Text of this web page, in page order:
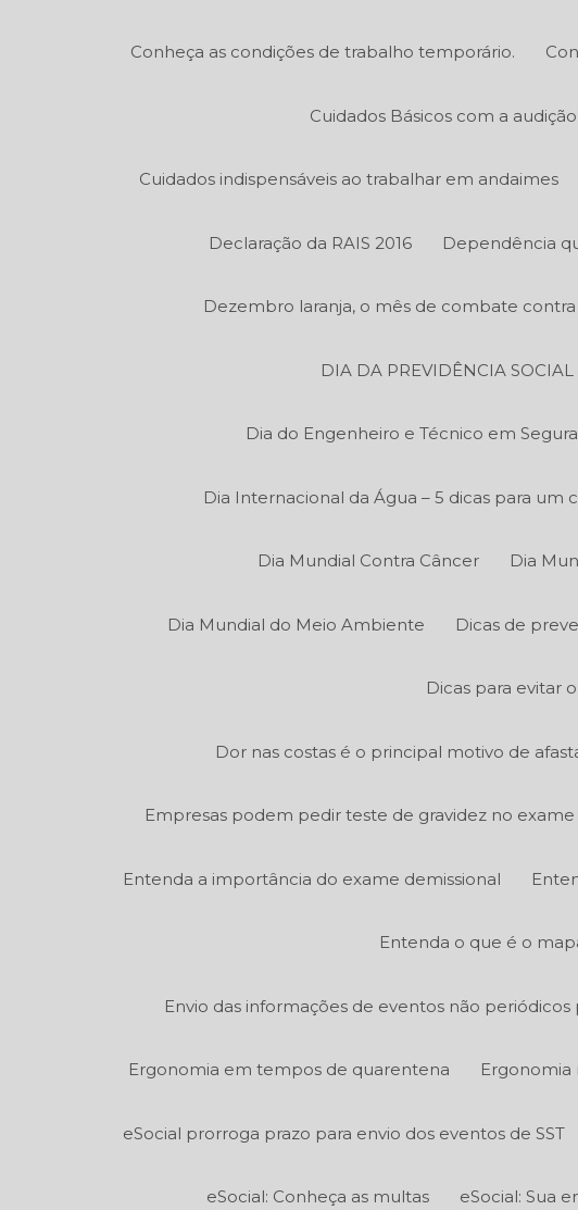
Conheça as condições de trabalho temporário.
Cuidados Básicos com a audição
Cuidados indispensáveis ao trabalhar em andaimes
Declaração da RAIS 2016 Dependência
Dezembro laranja, o mês de combate
DIA DA PREVIDÊNCIA SOCIAL
Dia do Engenheiro e Técnico em
Dia Internacional da Água – 5 dicas para um
Dia Mundial Contra Câncer Dia
Dia Mundial do Meio Ambiente Dicas de
Dicas para evitar
Dor nas costas é o principal motivo de
Empresas podem pedir teste de gravidez no exame
Entenda a importância do exame demissional
Entenda o que é o
Envio das informações de eventos não periódicos
Ergonomia em tempos de quarentena Ergonomia
eSocial prorroga prazo para envio dos eventos de SST
eSocial: Conheça as multas eSocial: Sua